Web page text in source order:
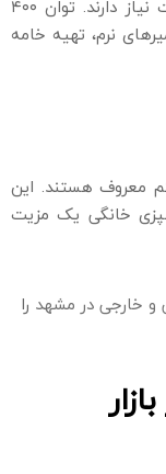
کمی دارند یا بیشتر به هم‌زدن‌های کوتاه‌مدت نیاز دارند. توان ۴۰۰
نرم، تهیه خامه
معروف هستند. این
خانگی یک مزیت
و خارجی در مشهد را